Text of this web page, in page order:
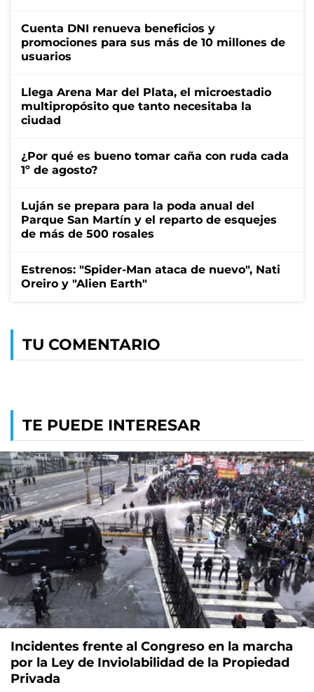
Cuenta DNI renueva beneficios y
promociones para sus más de 10 millones de
usuarios
Llega Arena Mar del Plata, el microestadio
multipropósito que tanto necesitaba la
ciudad
¿Por qué es bueno tomar caña con ruda cada
1º de agosto?
Luján se prepara para la poda anual del
Parque San Martín y el reparto de esquejes
de más de 500 rosales
Estrenos: "Spider-Man ataca de nuevo", Nati
Oreiro y "Alien Earth"
TU COMENTARIO
TE PUEDE INTERESAR
Incidentes frente al Congreso en la marcha
por la Ley de Inviolabilidad de la Propiedad
Privada